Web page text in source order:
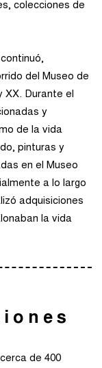
colecciones de
del Museo de
XX. Durante el
y
de la vida
pinturas y
en el Museo
a lo largo
adquisiciones
la vida
de 400